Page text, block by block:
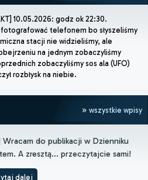
10.05.2026: godz ok 22:30.
telefonem bo słyszeliśmy
stacji nie widzieliśmy, ale
na jednym zobaczyliśmy
zobaczyliśmy sos ala (UFO)
rozbłysk na niebie.
wszystkie wpisy
Wracam do publikacji w Dzienniku
A zresztą... przeczytajcie sami!
dalej